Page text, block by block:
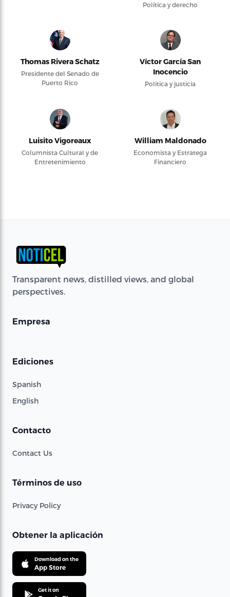
Política y derecho
Thomas Rivera Schatz
Presidente del Senado de
Puerto Rico
Víctor García San
Inocencio
Política y justicia
Luisito Vigoreaux
Columnista Cultural y de
Entretenimiento
William Maldonado
Economista y Estratega
Financiero
Transparent news, distilled views, and global
perspectives.
Empresa
Ediciones
Spanish
English
Contacto
Contact Us
Términos de uso
Privacy Policy
Obtener la aplicación
Download on the
App Store
Get it on